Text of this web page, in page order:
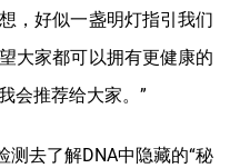
，好似一盏明灯指引我们
大家都可以拥有更健康的
会推荐给大家。”
测去了解DNA中隐藏的“秘